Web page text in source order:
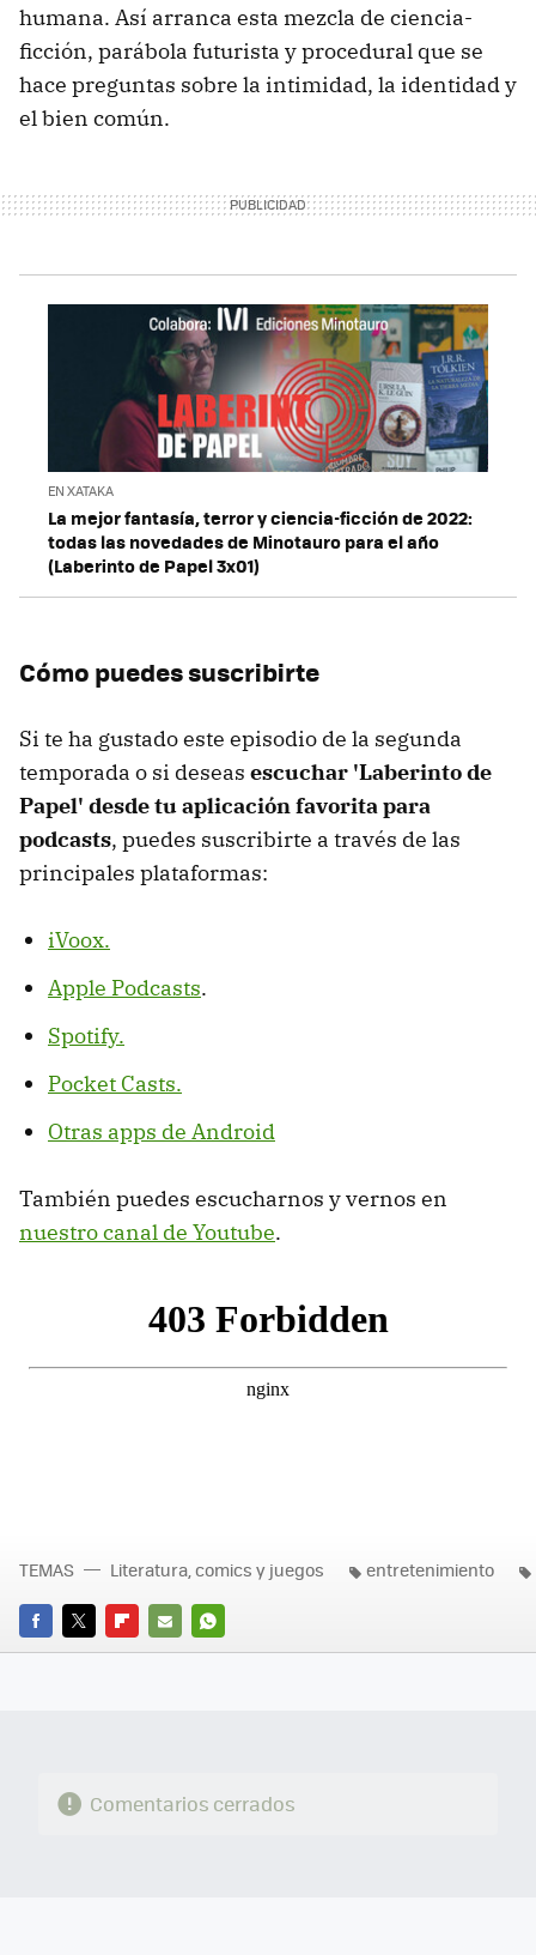
humana. Así arranca esta mezcla de ciencia-
ficción, parábola futurista y procedural que se
hace preguntas sobre la intimidad, la identidad y
el bien común.
EN XATAKA
La mejor fantasía, terror y ciencia-ficción de 2022:
todas las novedades de Minotauro para el año
(Laberinto de Papel 3x01)
Cómo puedes suscribirte
Si te ha gustado este episodio de la segunda
temporada o si deseas escuchar 'Laberinto de
Papel' desde tu aplicación favorita para
podcasts, puedes suscribirte a través de las
principales plataformas:
iVoox.
Apple Podcasts.
Spotify.
Pocket Casts.
Otras apps de Android
También puedes escucharnos y vernos en
nuestro canal de Youtube.
FACEBOOK
TWITTERFLIPBOARD
E-
WHATSAPP
TEMAS Literatura, comics y juegos entretenimiento
Comentarios cerrados